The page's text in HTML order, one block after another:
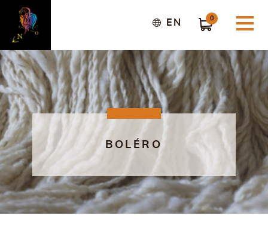
EN 0
BOLÉRO